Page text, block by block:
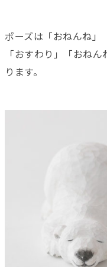
ポーズは「おねんね」
「おすわり」「おね
ります。